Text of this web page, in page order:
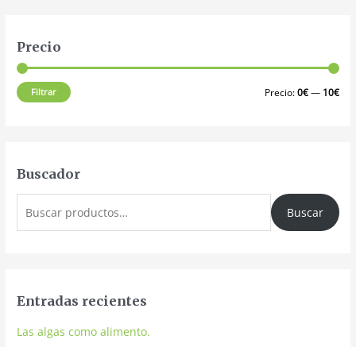
Precio
Filtrar Precio:0€— 10€
Buscador
Buscar
Entradas recientes
Las algas como alimento.